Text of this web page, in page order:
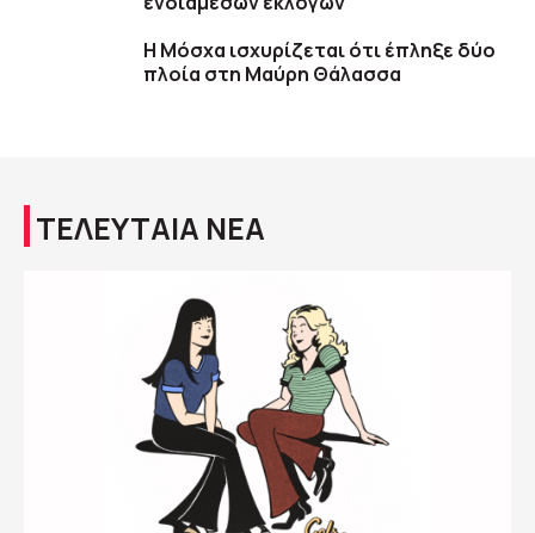
Η Μόσχα ισχυρίζεται ότι έπληξε δύο
πλοία στη Μαύρη Θάλασσα
ΤΕΛΕΥΤΑΙΑ ΝΕΑ